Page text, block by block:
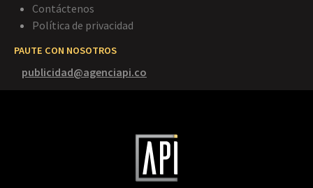
Contáctenos
Política de privacidad
PAUTE CON NOSOTROS
publicidad@agenciapi.co